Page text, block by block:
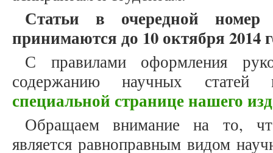
Статьи в очередной
принимаются до 10 октября 2014
С правилами оформления
содержанию научных
специальной странице нашего
Обращаем внимание на то,
является равноправным видом